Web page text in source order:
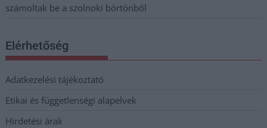
számoltak be a szolnoki börtönből
Elérhetőség
Adatkezelési tájékoztató
Etikai és függetlenségi alapelvek
Hirdetési árak